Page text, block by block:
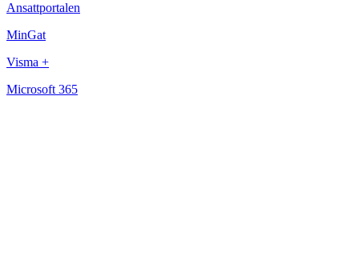
Ansattportalen
MinGat
Visma +
Microsoft 365